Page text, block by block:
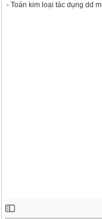
- Toán kim loại tác dụng dd